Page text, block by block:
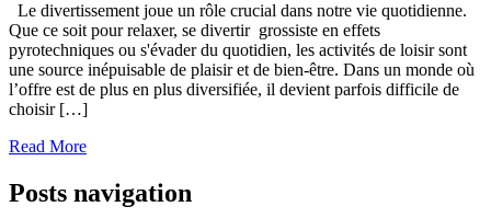
Le divertissement joue un rôle crucial dans notre vie quotidienne.
Que ce soit pour relaxer, se divertir grossiste en effets
pyrotechniques ou s'évader du quotidien, les activités de loisir sont
une source inépuisable de plaisir et de bien-être. Dans un monde où
l’offre est de plus en plus diversifiée, il devient parfois difficile de
choisir […]
Read More
Posts navigation